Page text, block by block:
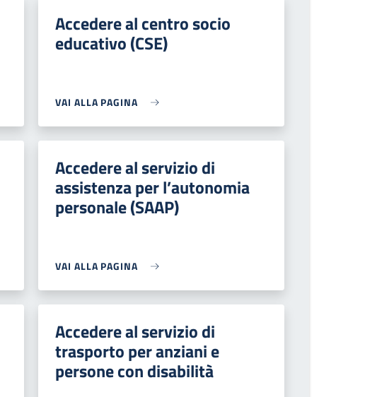
Accedere al centro socio
educativo (CSE)
VAI ALLA PAGINA
Accedere al servizio di
assistenza per l’autonomia
personale (SAAP)
VAI ALLA PAGINA
Accedere al servizio di
trasporto per anziani e
persone con disabilità